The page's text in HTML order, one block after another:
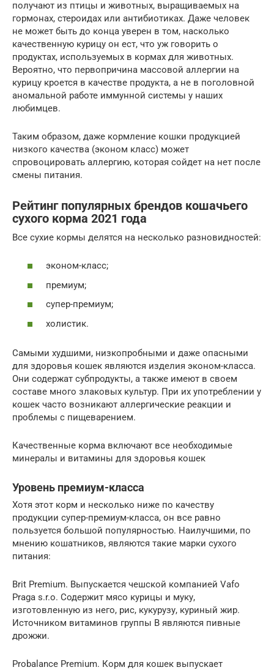
получают из птицы и животных, выращиваемых на
гормонах, стероидах или антибиотиках. Даже человек
не может быть до конца уверен в том, насколько
качественную курицу он ест, что уж говорить о
продуктах, используемых в кормах для животных.
Вероятно, что первопричина массовой аллергии на
курицу кроется в качестве продукта, а не в поголовной
аномальной работе иммунной системы у наших
любимцев.
Таким образом, даже кормление кошки продукцией
низкого качества (эконом класс) может
спровоцировать аллергию, которая сойдет на нет после
смены питания.
Рейтинг популярных брендов кошачьего
сухого корма 2021 года
Все сухие кормы делятся на несколько разновидностей:
эконом-класс;
премиум;
супер-премиум;
холистик.
Самыми худшими, низкопробными и даже опасными
для здоровья кошек являются изделия эконом-класса.
Они содержат субпродукты, а также имеют в своем
составе много злаковых культур. При их употреблении у
кошек часто возникают аллергические реакции и
проблемы с пищеварением.
Качественные корма включают все необходимые
минералы и витамины для здоровья кошек
Уровень премиум-класса
Хотя этот корм и несколько ниже по качеству
продукции супер-премиум-класса, он все равно
пользуется большой популярностью. Наилучшими, по
мнению кошатников, являются такие марки сухого
питания:
Brit Premium. Выпускается чешской компанией Vafo
Praga s.r.o. Содержит мясо курицы и муку,
изготовленную из него, рис, кукурузу, куриный жир.
Источником витаминов группы В являются пивные
дрожжи.
Probalance Premium. Корм для кошек выпускает